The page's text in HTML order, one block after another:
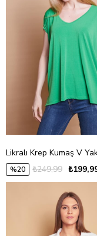
%20 ₺249,99